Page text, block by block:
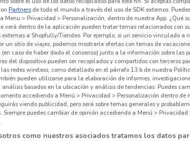
hay ofertas vigentes
Partners de todo el mundo a través del uso de SDK externos.
Menu > Privacidad > Personalización, dentro de nuestra App. ¿Qué
verá dentro de la aplicación pueden tratar temas relacionados con
a Shopfully/Tiendeo. Por ejemplo, si un servicio vinculado a
un sitio de viajes, podemos mostrarle ofertas con temas de
caso de haber dado el consenso) junto a la información sobre las
del dispositivo pueden ser recopilados y compartidos con terceros
las redes wireless, como detallado en el párrafo 13.b de nuestra
pueden utilizarse para la elaboración de informes,
análisis basados en la ubicación y análisis de tendencias. Puedes
accediendo a Menú > Privacidad > Personalización dentro de
viendo publicidad, pero será sobre temas generales y
Siempre puedes cambiar de opinión accediendo a Menú >
como nuestros asociados tratamos los datos